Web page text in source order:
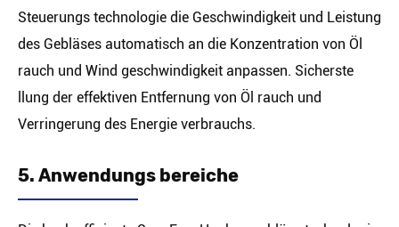
Steuerungs technologie die Geschwindigkeit und Leistung
des Gebläses automatisch an die Konzentration von Öl
rauch und Wind geschwindigkeit anpassen. Sicherste
llung der effektiven Entfernung von Öl rauch und
Verringerung des Energie verbrauchs.
5. Anwendungs bereiche